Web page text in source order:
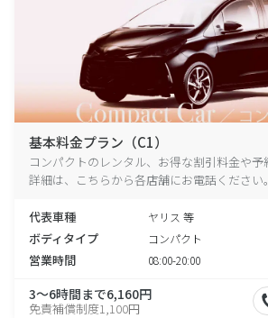
基本料金プラン（C1）
コンパクトのレンタル、お得な割引料金や
詳細は、こちらから各店舗にお電話ください。
代表車種 ヤリス 等
ボディタイプ コンパクト
営業時間 08:00-20:00
3～6時間まで6,160円
免責補償制度1,100円